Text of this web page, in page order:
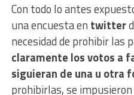
Con todo lo antes
una encuesta en twitter
necesidad de prohibir las
claramente los votos a
siguieran de una u otra
prohibirlas, se